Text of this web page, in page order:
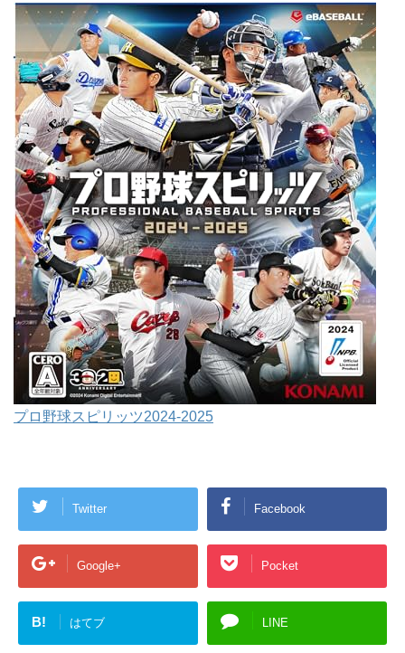
プロ野球スピリッツ2024-2025
Twitter Facebook
Google+ Pocket
B! はてブ LINE